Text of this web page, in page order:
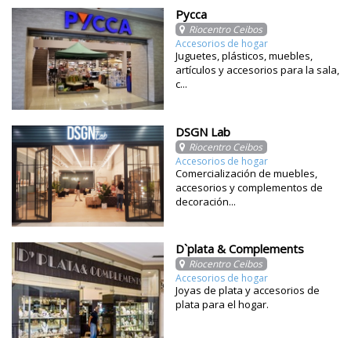
Pycca
Riocentro Ceibos
Accesorios de hogar
Juguetes, plásticos, muebles,
artículos y accesorios para la sala,
c...
DSGN Lab
Riocentro Ceibos
Accesorios de hogar
Comercialización de muebles,
accesorios y complementos de
decoración...
D`plata & Complements
Riocentro Ceibos
Accesorios de hogar
Joyas de plata y accesorios de
plata para el hogar.